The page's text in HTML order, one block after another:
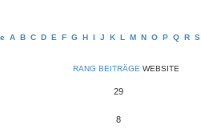
A B C D E F G H I J K L M N O P Q R S
RANG BEITRÄGE WEBSITE
29
8